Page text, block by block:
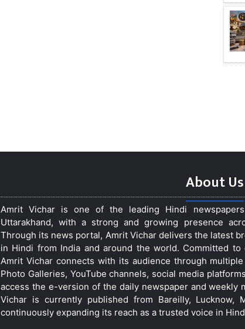
About Us
Amrit Vichar is one of the leading Hindi
Uttarakhand, with a strong and growing presence
Through its news portal, Amrit Vichar delivers the latest
in Hindi from India and around the world. Committed
Amrit Vichar connects with its audience through
Photo Galleries, YouTube channels, social media
access the e-version of the daily newspaper and weekly
Vichar is currently published from Bareilly, Lucknow,
continuously expanding its reach as a trusted voice in